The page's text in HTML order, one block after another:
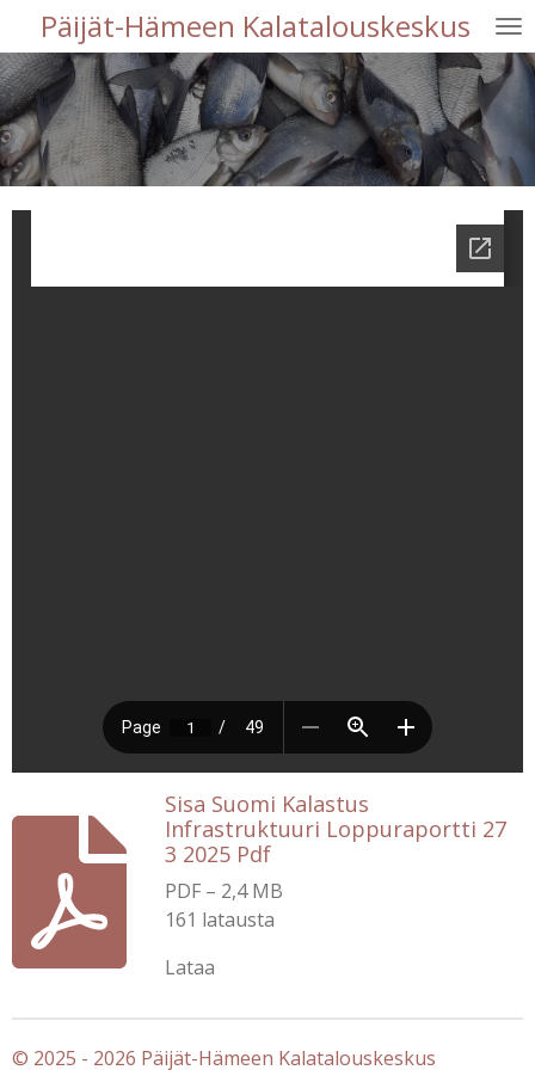
Siirry
pääsisältöön
Päijät-Hämeen Kalatalouskeskus
Sisa Suomi Kalastus
Infrastruktuuri Loppuraportti 27
3 2025 Pdf
PDF – 2,4 MB
161 latausta
Lataa
© 2025 - 2026 Päijät-Hämeen Kalatalouskeskus